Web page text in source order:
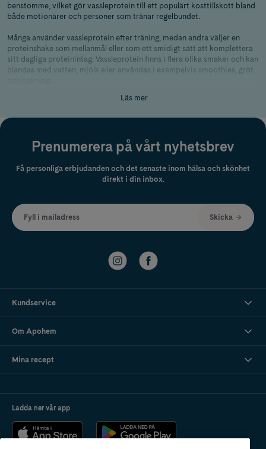
benstomme, vilket gör vassleprotein till ett populärt kosttillskott bland
både motionärer och personer som tränar regelbundet.
Många använder vassleprotein efter träning, medan andra väljer en
proteinshake som mellanmål eller som ett smidigt sätt att komplettera
sitt dagliga proteinintag. Vassleprotein finns i flera olika smaker och kan
blandas med vatten, mjölk eller användas i exempelvis smoothies, gröt
När du väljer vassleprotein kan det vara bra att titta på proteininnehåll,
Läs mer
Prenumerera på vårt nyhetsbrev
Få personliga erbjudanden och det senaste inom hälsa och skönhet
direkt i din inbox.
Fyll i mailadress Skicka
Kundservice
Om Apohem
Mina recept
Ladda ner vår app